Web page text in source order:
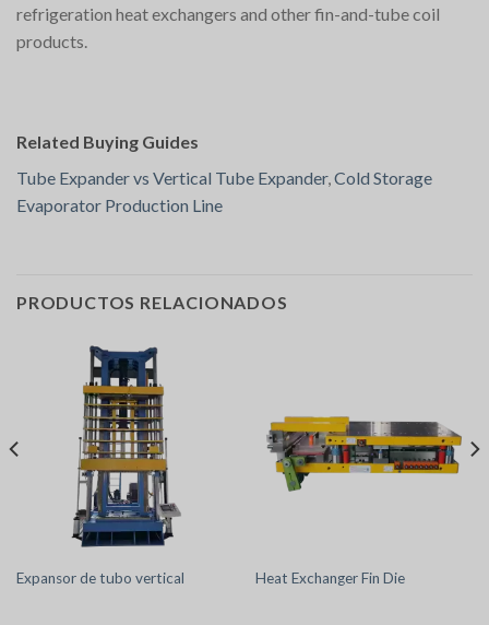
refrigeration heat exchangers and other fin-and-tube coil
products.
Related Buying Guides
Tube Expander vs Vertical Tube Expander,Cold Storage
Evaporator Production Line
PRODUCTOS RELACIONADOS
Expansor de tubo vertical Heat Exchanger Fin Die